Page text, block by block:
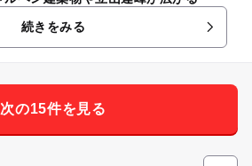
続きをみる
次の15件を見る